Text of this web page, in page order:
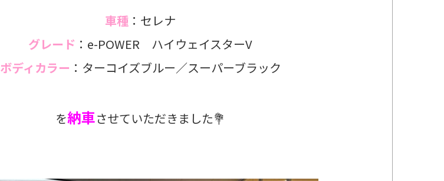
車種 ：セレナ
グレード ：e-POWER ハイウェイスターV
ボディカラー ：ターコイズブルー／スーパーブラック
を納車させていただきました💐